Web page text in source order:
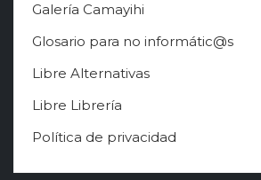
Galería Camayihi
Glosario para no informátic@s
Libre Alternativas
Libre Librería
Política de privacidad